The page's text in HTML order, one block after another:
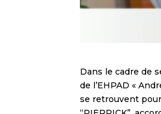
Dans le cadre de
de l’EHPAD «
se retrouvent